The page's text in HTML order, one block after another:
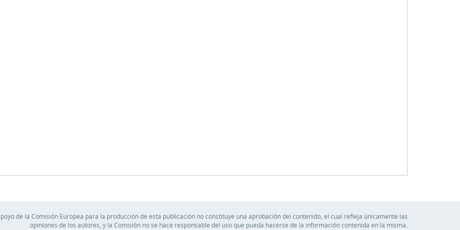
de la Comisión Europea para la producción de esta publicación no constituye una aprobación del contenido, el cual refleja únicamente las
opiniones de los autores, y la Comisión no se hace responsable del uso que pueda hacerse de la información contenida en la misma.